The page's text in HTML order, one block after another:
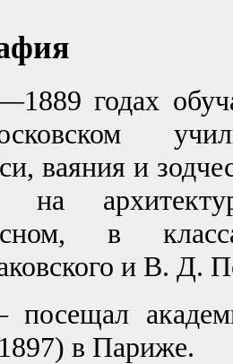
годах
ваяния и
на
в
и В. Д.
в Париже.